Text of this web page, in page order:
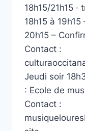
18h15/21h15
18h15 à
20h15 –
Contact :
Jeudi soir
: Ecole de
Contact :